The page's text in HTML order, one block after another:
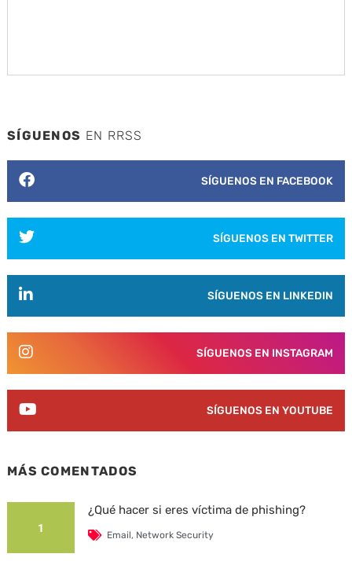
SÍGUENOS EN RRSS
SÍGUENOS EN FACEBOOK
SÍGUENOS EN TWITTER
SÍGUENOS EN LINKEDIN
SÍGUENOS EN INSTAGRAM
SÍGUENOS EN YOUTUBE
MÁS COMENTADOS
1
¿Qué hacer si eres víctima de phishing?
Email, Network Security